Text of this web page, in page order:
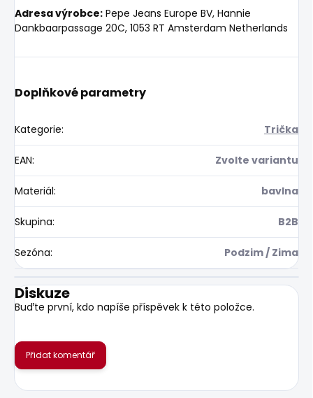
Adresa výrobce: Pepe Jeans Europe BV, Hannie
Dankbaarpassage 20C, 1053 RT Amsterdam Netherlands
Doplňkové parametry
Kategorie: Trička
EAN: Zvolte variantu
Materiál: bavlna
Skupina: B2B
Sezóna: Podzim / Zima
Diskuze
Buďte první, kdo napíše příspěvek k této položce.
Přidat komentář